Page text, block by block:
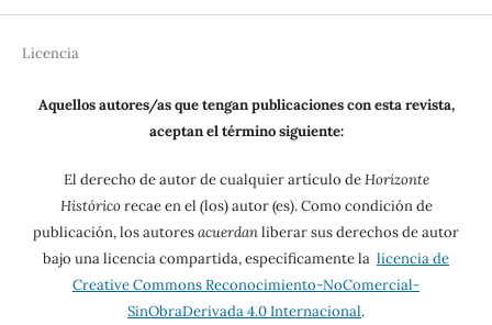
Licencia
Aquellos autores/as que tengan publicaciones con esta revista,
aceptan el término siguiente:
El derecho de autor de cualquier artículo deHorizonte
Históricorecae en el (los) autor (es). Como condición de
publicación, los autoresacuerdanliberar sus derechos de autor
bajo una licencia compartida, específicamente la licencia de
Creative Commons Reconocimiento-NoComercial-
SinObraDerivada 4.0 Internacional.